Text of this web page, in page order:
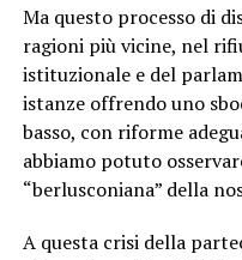
Ma questo processo di
ragioni più vicine, nel
istituzionale e del
istanze offrendo uno
basso, con riforme
abbiamo potuto
“berlusconiana” della
A questa crisi della